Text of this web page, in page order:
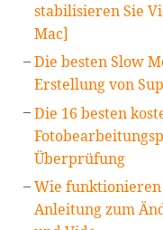
stabilisieren Sie
Mac]
Die besten Slow
Erstellung von
Die 16 besten
Überprüfung
Wie
Anleitung zum